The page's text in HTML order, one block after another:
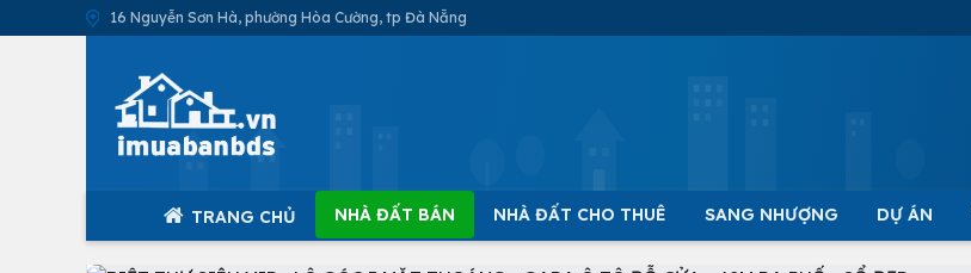
16 Nguyễn Sơn Hà, phường Hòa Cường, tp Đà Nẵng
TRANG CHỦ NHÀ ĐẤT BÁN NHÀ ĐẤT CHO THUÊ SANG NHƯỢNG DỰ ÁN